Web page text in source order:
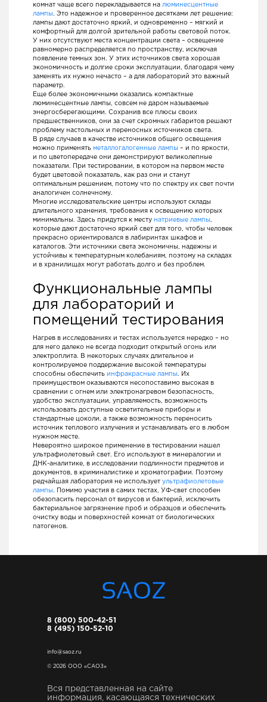
комнат чаще всего перекладывается на люминесцентные
лампы. Это надежное и проверенное десятками лет решение:
лампы дают достаточно яркий, и одновременно – мягкий и
комфортный для долгой зрительной работы световой поток.
У них отсутствуют места концентрации света – освещение
равномерно распределяется по пространству, исключая
появление темных зон. У этих источников света хорошая
экономичность и долгие сроки эксплуатации, благодаря чему
заменять их нужно нечасто – а для лабораторий это важный
параметр.
Еще более экономичными оказались компактные
люминесцентные лампы, совсем не даром называемые
энергосберегающими. Сохранив все плюсы своих
предшественников, они за счет скромных габаритов решают
проблему настольных и переносных источников света.
В ряде случаев в качестве источников общего освещения
можно применять металлогалогенные лампы – и по яркости,
и по цветопередаче они демонстрируют великолепные
показатели. При тестировании, в котором на первом месте
будет цветовой показатель, как раз они и станут
оптимальным решением, потому что по спектру их свет почти
аналогичен солнечному.
Многие исследовательские центры используют склады
длительного хранения, требования к освещению которых
минимальны. Здесь придутся к месту натриевые лампы,
которые дают достаточно яркий свет для того, чтобы человек
прекрасно ориентировался в лабиринтах шкафов и
каталогов. Эти источники света экономичны, надежны и
устойчивы к температурным колебаниям, поэтому на складах
и в хранилищах могут работать долго и без проблем.
Функциональные лампы
для лабораторий и
помещений тестирования
Нагрев в исследованиях и тестах используется нередко – но
для него далеко не всегда подходит открытый огонь или
электроплита. В некоторых случаях длительное и
контролируемое поддержание высокой температуры
способны обеспечить инфракрасные лампы. Их
преимуществом оказываются несопоставимо высокая в
сравнении с огнем или электронагревом безопасность,
удобство эксплуатации, управляемость, возможность
использовать доступные осветительные приборы и
стандартные цоколи, а также возможность переносить
источник теплового излучения и устанавливать его в любом
нужном месте.
Невероятно широкое применение в тестировании нашел
ультрафиолетовый свет. Его используют в минералогии и
ДНК-аналитике, в исследовании подлинности предметов и
документов, в криминалистике и хроматографии. Поэтому
редчайшая лаборатория не использует ультрафиолетовые
лампы. Помимо участия в самих тестах, УФ-свет способен
обезопасить персонал от вирусов и бактерий, исключить
бактериальное загрязнение проб и образцов и обеспечить
очистку воды и поверхностей комнат от биологических
патогенов.
8 (800) 500-42-51
8 (495) 150-52-10
info@saoz.ru
© 2026 ООО «САОЗ»
Вся представленная на сайте
информация, касающаяся технических